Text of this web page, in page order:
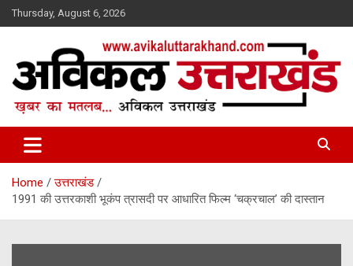
Skip
to
Thursday, August 6, 2026
Avikal Uttarakhand
Home
उत्तराखंड
1991 की उत्तरकाशी भूकंप त्रासदी पर आधारित फिल्म ‘चक्रचाल’ की दास्तान